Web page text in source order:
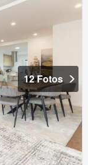
12 Fotos